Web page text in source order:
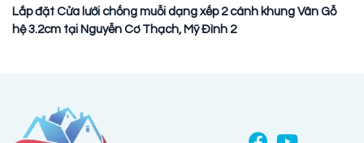
Lắp đặt Cửa lưới chống muỗi dạng xếp 2 cánh khung Vân Gỗ
hệ 3.2cm tại Nguyễn Cơ Thạch, Mỹ Đình 2